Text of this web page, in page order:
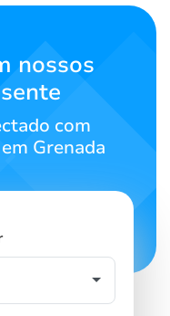
nossos
com
Grenada